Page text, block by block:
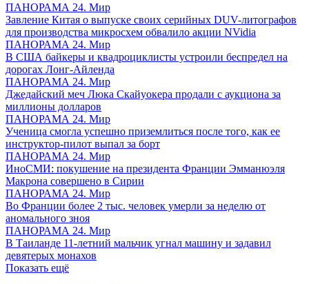
ПАНОРАМА 24. Мир
Завление Китая о выпуске своих серийных DUV-литографов
для производства микросхем обвалило акции NVidia
ПАНОРАМА 24. Мир
В США байкеры и квадроциклисты устроили беспредел на
дорогах Лонг-Айленда
ПАНОРАМА 24. Мир
Джедайский меч Люка Скайуокера продали с аукциона за
миллионы долларов
ПАНОРАМА 24. Мир
Ученица смогла успешно приземлиться после того, как ее
инструктор-пилот выпал за борт
ПАНОРАМА 24. Мир
ИноСМИ: покушение на президента Франции Эмманюэля
Макрона совершено в Сирии
ПАНОРАМА 24. Мир
Во Франции более 2 тыс. человек умерли за неделю от
аномального зноя
ПАНОРАМА 24. Мир
В Таиланде 11-летний мальчик угнал машину и задавил
девятерых монахов
Показать ещё